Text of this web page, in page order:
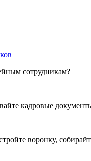
сотрудникам?
кадровые
воронку,